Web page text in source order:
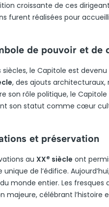
croissante de ces
furent réalisées pour
de pouvoir et de
siècles, le Capitole est
, des ajouts
son rôle politique, le
son statut comme cœur
et préservation
au XXe siècle ont
unique de l’édifice.
monde entier. Les fresques
majeure, célébrant l’histoire